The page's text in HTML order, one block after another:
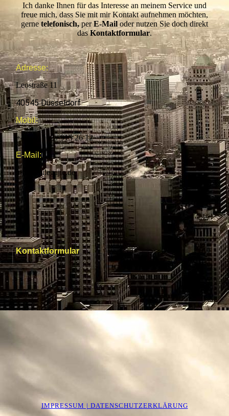
Ich danke Ihnen für das Interesse an meinem Service und
freue mich, dass Sie mit mir Kontakt aufnehmen möchten,
gerne telefonisch,perE-Mailoder nutzen Sie doch direkt
dasKontaktformular.
Adresse:
Leostraße 11
40545 Düsseldorf
Mobil:
+49 (0) 162 / 915 26 12
E-Mail:
info@milegajic.de
Kontaktformular
IMPRESSUM | DATENSCHUTZERKLÄRUNG